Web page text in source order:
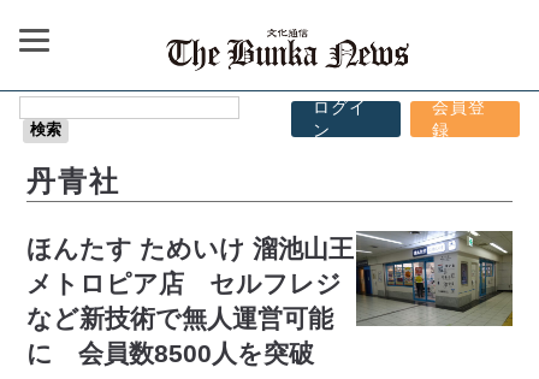
ログイ
ン
会員登
録
丹青社
ほんたす ためいけ 溜池山王
メトロピア店 セルフレジ
など新技術で無人運営可能
に 会員数8500人を突破